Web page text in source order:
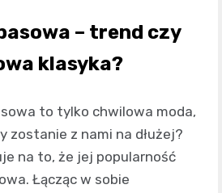
– trend czy
klasyka?
to tylko chwilowa moda,
zostanie z nami na dłużej?
na to, że jej popularność
Łącząc w sobie